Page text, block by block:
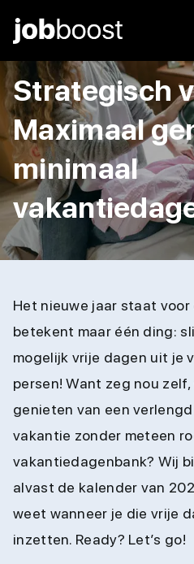
Strategisch
Maximaal
minimaal
Het nieuwe jaar staat voor
betekent maar één ding:
mogelijk vrije dagen uit je
persen! Want zeg nou
genieten van een
vakantie zonder meteen
vakantiedagenbank? Wij
alvast de kalender van
weet wanneer je die vrije
inzetten. Ready? Let’s go!